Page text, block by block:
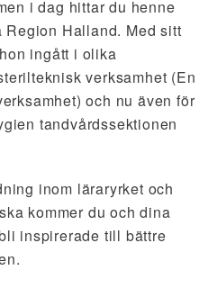
i dag hittar du henne
Region Halland. Med sitt
ingått i olika
verksamhet (En
och nu även för
tandvårdssektionen
inom läraryrket och
kommer du och dina
inspirerade till bättre